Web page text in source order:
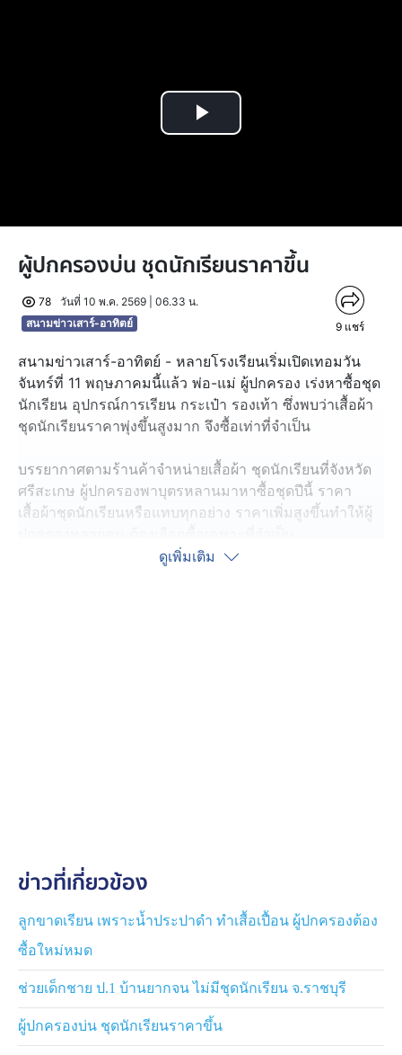
Play
ผู้ปกครองบ่น ชุดนักเรียนราคาขึ้น
78
วันที่ 10 พ.ค. 2569 | 06.33 น.
สนามข่าวเสาร์-อาทิตย์
9 แชร์
สนามข่าวเสาร์-อาทิตย์ - หลายโรงเรียนเริ่มเปิดเทอมวัน
จันทร์ที่ 11 พฤษภาคมนี้แล้ว พ่อ-แม่ ผู้ปกครอง เร่งหาซื้อชุด
นักเรียน อุปกรณ์การเรียน กระเป๋า รองเท้า ซึ่งพบว่าเสื้อผ้า
ชุดนักเรียนราคาพุ่งขึ้นสูงมาก จึงซื้อเท่าที่จำเป็น
บรรยากาศตามร้านค้าจำหน่ายเสื้อผ้า ชุดนักเรียนที่จังหวัด
ศรีสะเกษ ผู้ปกครองพาบุตรหลานมาหาซื้อชุดปีนี้ ราคา
เสื้อผ้าชุดนักเรียนหรือแทบทุกอย่าง ราคาเพิ่มสูงขึ้นทำให้ผู้
ว่าก็ช่วยแบ่งเบาภาระค่าใช้จ่ายได้ในระดับหนึ่ง
ส่วนกรณีที่ สำนักงานคณะกรรมการคุ้มครองผู้บริโภค หรือ
สคบ. ได้รับเรื่องร้องเรียนเกี่ยวกับการเอารัดเอาเปรียบผู้
การบังคับผู้ปกครองซื้อเพิ่ม ฉลากสินค้าไม่ครบถ้วน
เมื่อวานนี้ นางสาวศุภมาส อิศรภักดี รัฐมนตรีประจำสำนัก
นายกรัฐมนตรี พร้อมเลขาธิการสำนักงานคณะกรรมการ
ดูเพิ่มเติม
ข่าวที่เกี่ยวข้อง
ลูกขาดเรียน เพราะน้ำประปาดำ ทำเสื้อเปื้อน ผู้ปกครองต้อง
ซื้อใหม่หมด
ช่วยเด็กชาย ป.1 บ้านยากจน ไม่มีชุดนักเรียน จ.ราชบุรี
ผู้ปกครองบ่น ชุดนักเรียนราคาขึ้น